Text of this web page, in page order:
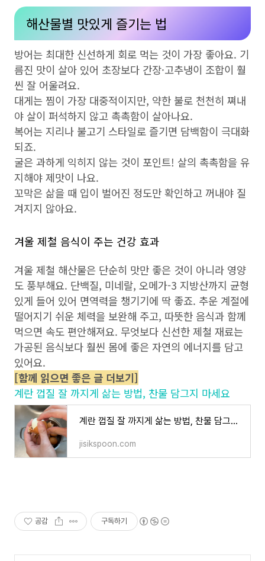
해산물별 맛있게 즐기는 법
방어는 최대한 신선하게 회로 먹는 것이 가장 좋아요. 기
름진 맛이 살아 있어 초장보다 간장·고추냉이 조합이 훨
씬 잘 어울려요.
대게는 찜이 가장 대중적이지만, 약한 불로 천천히 쪄내
야 살이 퍼석하지 않고 촉촉함이 살아나요.
복어는 지리나 불고기 스타일로 즐기면 담백함이 극대화
되죠.
굴은 과하게 익히지 않는 것이 포인트! 살의 촉촉함을 유
지해야 제맛이 나요.
꼬막은 삶을 때 입이 벌어진 정도만 확인하고 꺼내야 질
겨지지 않아요.
겨울 제철 음식이 주는 건강 효과
겨울 제철 해산물은 단순히 맛만 좋은 것이 아니라 영양
도 풍부해요. 단백질, 미네랄, 오메가-3 지방산까지 균형
있게 들어 있어 면역력을 챙기기에 딱 좋죠. 추운 계절에
떨어지기 쉬운 체력을 보완해 주고, 따뜻한 음식과 함께
먹으면 속도 편안해져요. 무엇보다 신선한 제철 재료는
가공된 음식보다 훨씬 몸에 좋은 자연의 에너지를 담고
있어요.
[함께 읽으면 좋은 글 더보기]
계란 껍질 잘 까지게 삶는 방법, 찬물 담그지 마세요
계란 껍질 잘 까지게 삶는 방법, 찬물 담그지 마세요
jisikspoon.com
공감 구독하기